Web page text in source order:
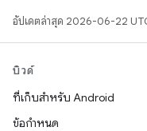
อัปเดตล่าสุด 2026-06-22
บิวด์
ที่เก็บสำหรับ Android
ข้อกำหนด